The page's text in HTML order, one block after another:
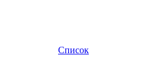
Список